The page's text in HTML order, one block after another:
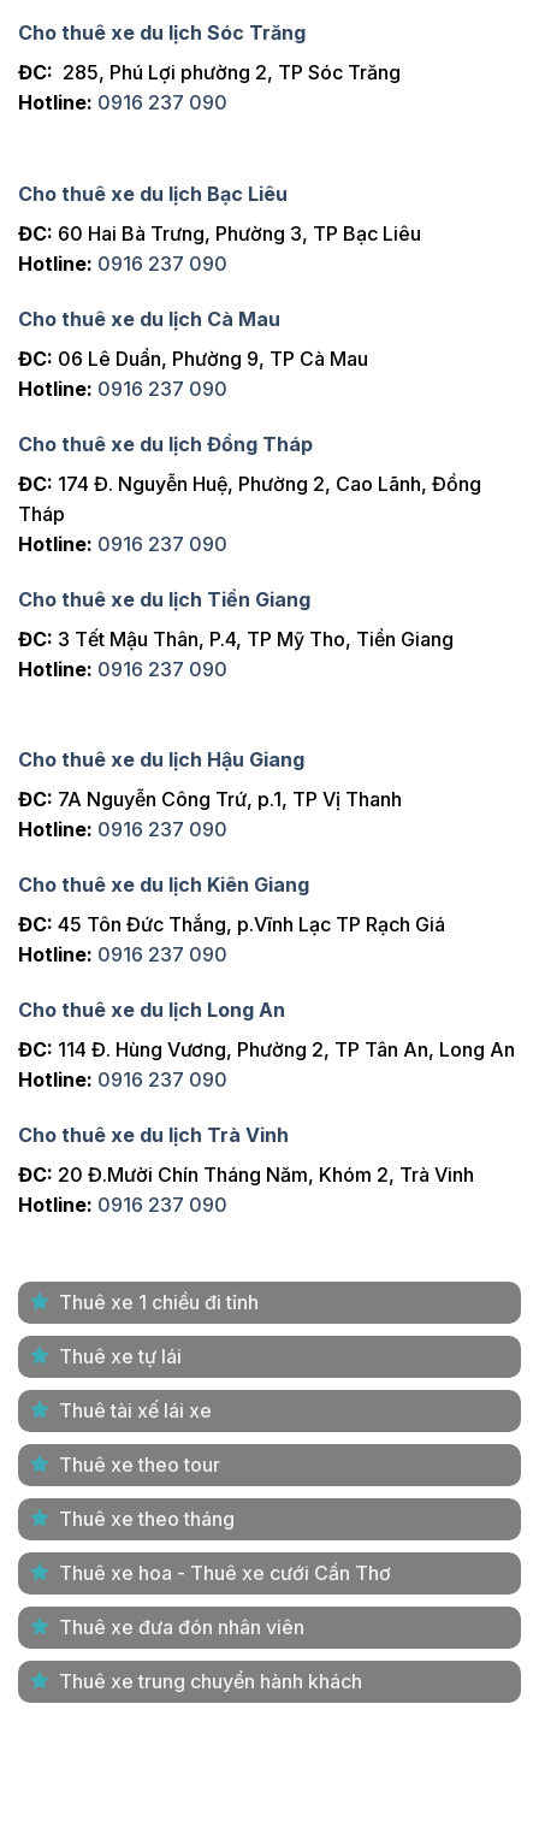
Cho thuê xe du lịch Sóc Trăng
ĐC: 285, Phú Lợi phường 2, TP Sóc Trăng
Hotline: 0916 237 090
Cho thuê xe du lịch Bạc Liêu
ĐC: 60 Hai Bà Trưng, Phường 3, TP Bạc Liêu
Hotline: 0916 237 090
Cho thuê xe du lịch Cà Mau
ĐC: 06 Lê Duẩn, Phường 9, TP Cà Mau
Hotline: 0916 237 090
Cho thuê xe du lịch Đồng Tháp
ĐC: 174 Đ. Nguyễn Huệ, Phường 2, Cao Lãnh, Đồng
Tháp
Hotline: 0916 237 090
Cho thuê xe du lịch Tiền Giang
ĐC: 3 Tết Mậu Thân, P.4, TP Mỹ Tho, Tiền Giang
Hotline: 0916 237 090
Cho thuê xe du lịch Hậu Giang
ĐC: 7A Nguyễn Công Trứ, p.1, TP Vị Thanh
Hotline: 0916 237 090
Cho thuê xe du lịch Kiên Giang
ĐC: 45 Tôn Đức Thắng, p.Vĩnh Lạc TP Rạch Giá
Hotline: 0916 237 090
Cho thuê xe du lịch Long An
ĐC: 114 Đ. Hùng Vương, Phường 2, TP Tân An, Long An
Hotline: 0916 237 090
Cho thuê xe du lịch Trà Vinh
ĐC: 20 Đ.Mười Chín Tháng Năm, Khóm 2, Trà Vinh
Hotline: 0916 237 090
Thuê xe 1 chiều đi tỉnh
Thuê xe tự lái
Thuê tài xế lái xe
Thuê xe theo tour
Thuê xe theo tháng
Thuê xe hoa - Thuê xe cưới Cần Thơ
Thuê xe đưa đón nhân viên
Thuê xe trung chuyển hành khách